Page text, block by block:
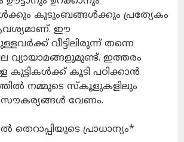
കുടുംബങ്ങൾക്കും പ്രത്യേകം
ഈ
വീട്ടിലിരുന്ന് തന്നെ
വ്യായാമങ്ങളുമുണ്ട്. ഇത്തരം
കുട്ടികൾക്ക് കൂടി പഠിക്കാൻ
നമ്മുടെ സ്‌കൂളുകളിലും
വേണം.
പ്രാധാന്യം*